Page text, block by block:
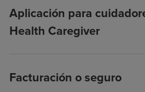
Aplicación para
Health Caregiver
Facturación o seguro